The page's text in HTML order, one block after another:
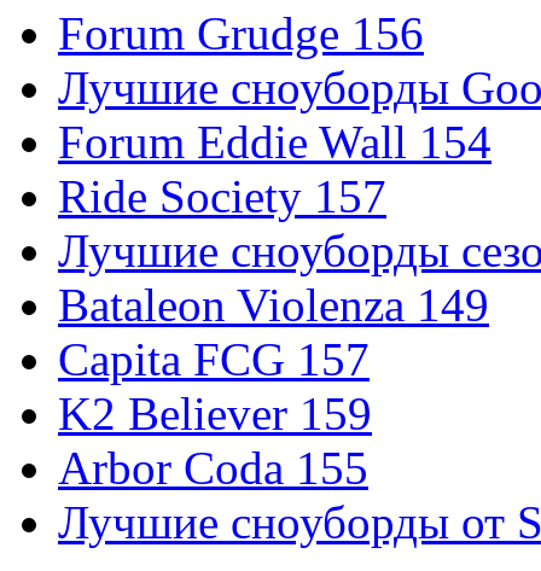
Forum Grudge 156
Лучшие сноуборды
Forum Eddie Wall 154
Ride Society 157
Лучшие сноуборды
Bataleon Violenza 149
Capita FCG 157
K2 Believer 159
Arbor Coda 155
Лучшие сноуборды от